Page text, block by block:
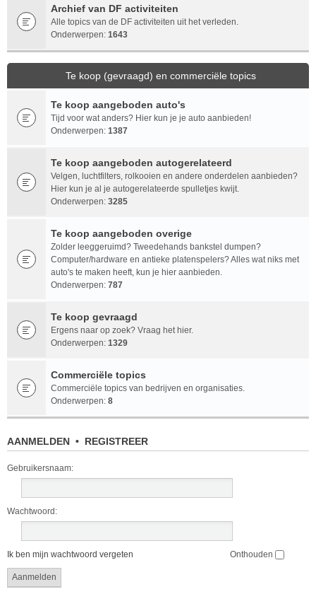
Archief van DF activiteiten
Alle topics van de DF activiteiten uit het verleden.
Onderwerpen: 1643
Te koop (gevraagd) en commerciële topics
Te koop aangeboden auto's
Tijd voor wat anders? Hier kun je je auto aanbieden!
Onderwerpen: 1387
Te koop aangeboden autogerelateerd
Velgen, luchtfilters, rolkooien en andere onderdelen aanbieden?
Hier kun je al je autogerelateerde spulletjes kwijt.
Onderwerpen: 3285
Te koop aangeboden overige
Zolder leeggeruimd? Tweedehands bankstel dumpen?
Computer/hardware en antieke platenspelers? Alles wat niks met
auto's te maken heeft, kun je hier aanbieden.
Onderwerpen: 787
Te koop gevraagd
Ergens naar op zoek? Vraag het hier.
Onderwerpen: 1329
Commerciële topics
Commerciële topics van bedrijven en organisaties.
Onderwerpen: 8
AANMELDEN • REGISTREER
Gebruikersnaam:
Wachtwoord:
Ik ben mijn wachtwoord vergeten Onthouden